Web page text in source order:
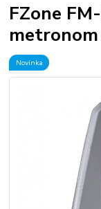
FZone
Novinka